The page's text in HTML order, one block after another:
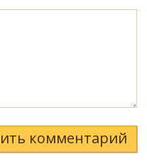
комментарий